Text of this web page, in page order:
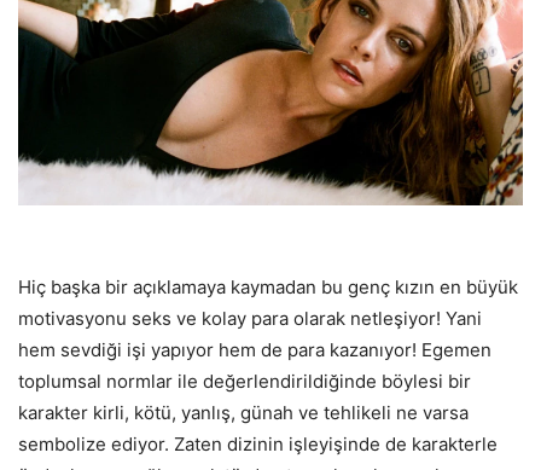
Hiç başka bir açıklamaya kaymadan bu genç kızın en büyük
motivasyonu seks ve kolay para olarak netleşiyor! Yani
hem sevdiği işi yapıyor hem de para kazanıyor! Egemen
toplumsal normlar ile değerlendirildiğinde böylesi bir
karakter kirli, kötü, yanlış, günah ve tehlikeli ne varsa
sembolize ediyor. Zaten dizinin işleyişinde de karakterle